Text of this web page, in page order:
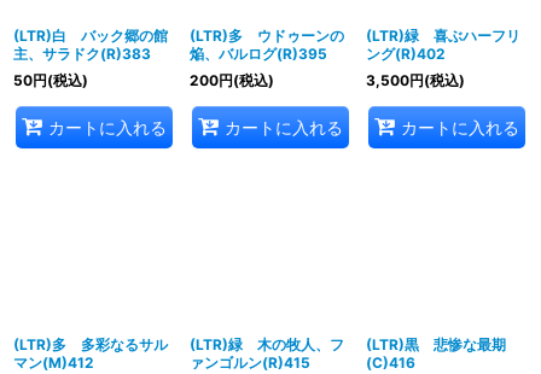
(LTR)白 バック郷の館
主、サラドク(R)383
50円(税込)
カートに入れる
(LTR)多 ウドゥーンの
焔、バルログ(R)395
200円(税込)
カートに入れる
(LTR)緑 喜ぶハーフリ
ング(R)402
3,500円(税込)
カートに入れる
(LTR)多 多彩なるサル
マン(M)412
(LTR)緑 木の牧人、フ
ァンゴルン(R)415
(LTR)黒 悲惨な最期
(C)416